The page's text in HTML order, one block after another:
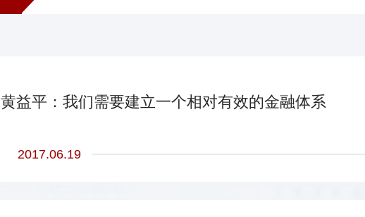
黄益平：我们需要建立一个相对有效的金融体系
2017.06.19